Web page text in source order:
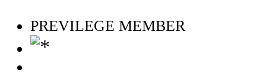
PREVILEGE MEMBER